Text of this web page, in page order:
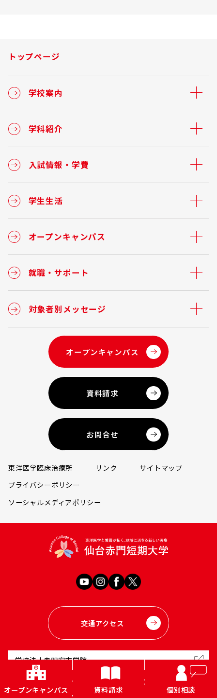
オープンキャンパス 資料請求 個別相談
トップページ
学校案内
学科紹介
入試情報・学費
学生生活
オープンキャンパス
就職・サポート
対象者別メッセージ
オープンキャンパス
資料請求
お問合せ
東洋医学臨床治療所 リンク
サイトマップ
プライバシーポリシー
ソーシャルメディアポリシー
交通アクセス
学校法人赤門宏志学院
〒980-0845 宮城県仙台市青葉区荒巻字青葉33-1